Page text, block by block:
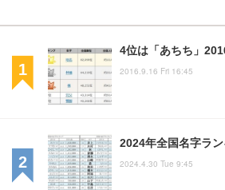
4位は「あちち」
2016.9.16 Fri 16:45
2024年全国名字ラ
2024.4.30 Tue 9:45